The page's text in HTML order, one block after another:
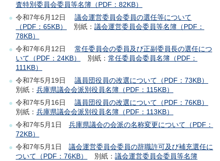
査特別委員会委員等名簿（PDF：82KB）
令和7年6月12日 議会運営委員会委員の選任等について
（PDF：65KB）
別紙： 議会運営委員会委員等名簿（PDF：
78KB）
令和7年6月12日 常任委員会の委員及び正副委員長の選任につ
いて（PDF：24KB）
別紙： 常任委員会委員名簿（PDF：
111KB）
令和7年5月19日 議員団役員の改選について（PDF：73KB）
別紙： 兵庫県議会会派別役員名簿（PDF：115KB）
令和7年5月16日 議員団役員の改選について（PDF：76KB）
別紙： 兵庫県議会会派別役員名簿（PDF：113KB）
令和7年5月1日 兵庫県議会の会派の名称変更について（PDF：
72KB）
令和7年5月1日 議会運営委員会委員の辞職許可及び補充選任に
ついて（PDF：76KB）
別紙： 議会運営委員会委員等名簿